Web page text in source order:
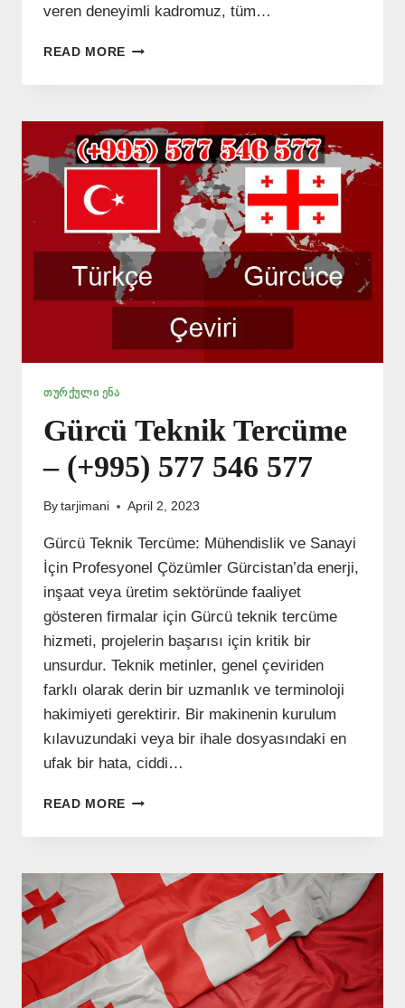
veren deneyimli kadromuz, tüm…
READ MORE TÜRK-
TERCÜMAN
NOTER
ONAYLI
ÇEVIRI
(+995)
577
ᲗᲣᲠᲥᲣᲚᲘ ᲔᲜᲐ
Gürcü Teknik Tercüme
– (+995) 577 546 577
By tarjimani April 2, 2023
Gürcü Teknik Tercüme: Mühendislik ve Sanayi
İçin Profesyonel Çözümler Gürcistan’da enerji,
inşaat veya üretim sektöründe faaliyet
gösteren firmalar için Gürcü teknik tercüme
hizmeti, projelerin başarısı için kritik bir
unsurdur. Teknik metinler, genel çeviriden
farklı olarak derin bir uzmanlık ve terminoloji
hakimiyeti gerektirir. Bir makinenin kurulum
kılavuzundaki veya bir ihale dosyasındaki en
ufak bir hata, ciddi…
READ MORE GÜRCÜ
TERCÜME
(+995)
577
546
577